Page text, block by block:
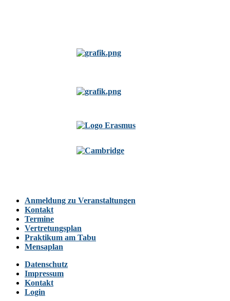
Anmeldung zu Veranstaltungen
Kontakt
Termine
Vertretungsplan
Praktikum am Tabu
Mensaplan
Datenschutz
Impressum
Kontakt
Login